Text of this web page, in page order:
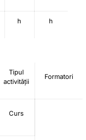
h h
Tipul
activității
Formatori
Curs